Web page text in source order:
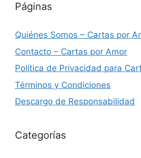
Páginas
Quiénes Somos – Cartas por
Contacto – Cartas por Amor
Política de Privacidad para
Términos y Condiciones
Descargo de Responsabilidad
Categorías